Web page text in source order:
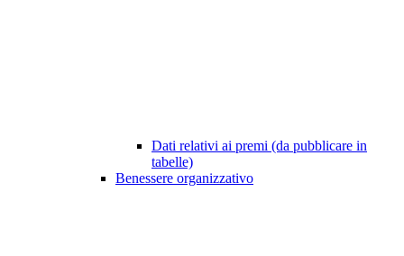
Dati relativi ai premi (da pubblicare in
tabelle)
Benessere organizzativo